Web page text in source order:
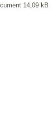
14,09 kB